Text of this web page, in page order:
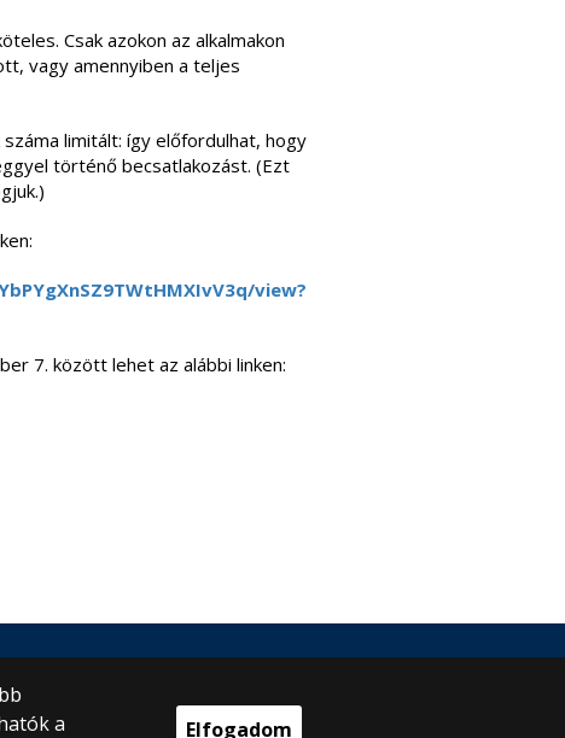
Csak azokon az alkalmakon
vagy amennyiben a teljes
limitált: így előfordulhat, hogy
történő becsatlakozást. (Ezt
view?
7. között lehet az alábbi linken:
a
Elfogadom